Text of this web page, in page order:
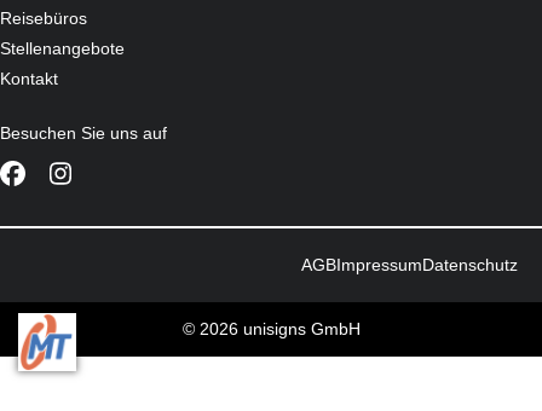
Reisebüros
Stellenangebote
Kontakt
Besuchen Sie uns auf
AGBImpressumDatenschutz
© 2026 unisigns GmbH